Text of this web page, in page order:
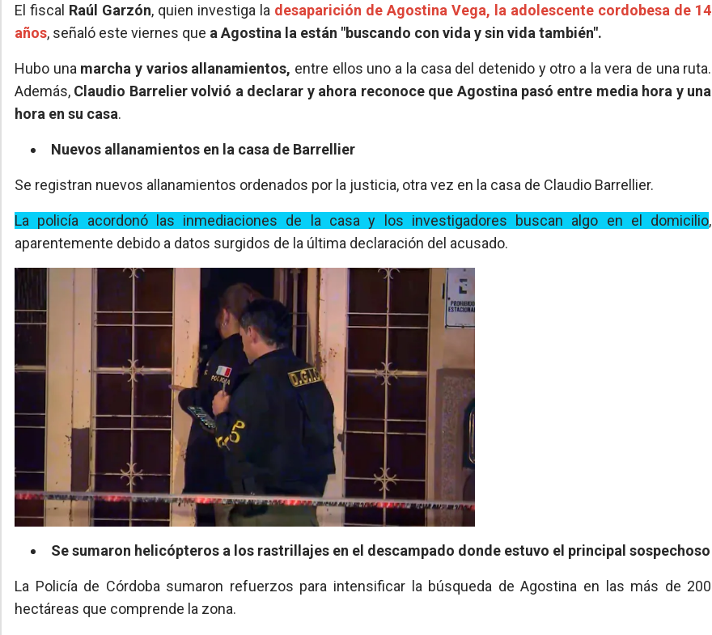
El fiscal Raúl Garzón, quien investiga la desaparición deAgostina Vega, la adolescente cordobesa de 14
años, señaló este viernes que a Agostina la están "buscando con vida y sin vida también".
Hubo una marcha y varios allanamientos, entre ellos uno a la casa del detenido y otro a la vera de una ruta.
Además, Claudio Barrelier volvió a declarar y ahora reconoce que Agostina pasó entre media hora y una
hora en su casa.
Nuevos allanamientos en la casa de Barrellier
Se registran nuevos allanamientos ordenados por la justicia, otra vez en la casa de Claudio Barrellier.
La policía acordonó las inmediaciones de la casa y los investigadores buscan algo en el domicilio,
aparentemente debido a datos surgidos de la última declaración del acusado.
Se sumaron helicópteros a los rastrillajes en el descampado donde estuvo el principal sospechoso
La Policía de Córdoba sumaron refuerzos para intensificar la búsqueda de Agostina en las más de 200
hectáreas que comprende la zona.